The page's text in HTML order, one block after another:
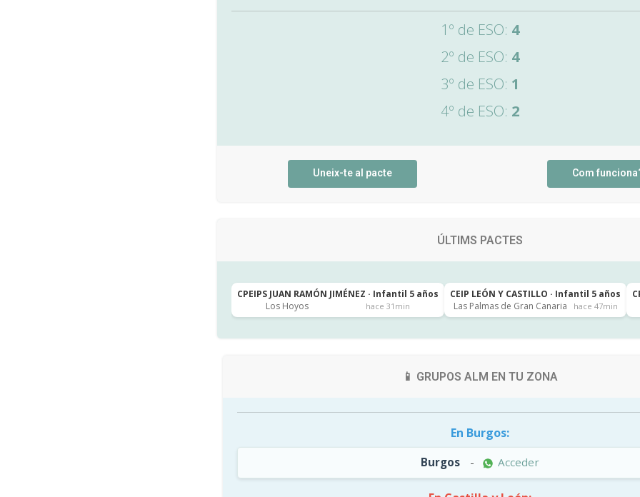
1º de ESO: 4
2º de ESO: 4
3º de ESO: 1
4º de ESO: 2
Uneix-te al pacte Com
ÚLTIMS PACTES
CPEIPS JUAN RAMÓN JIMÉNEZ · Infantil 5 años
Los Hoyos
hace 31min
CEIP LEÓN Y CASTILLO · Infantil 5 años
Las Palmas de Gran Canaria
hace 47min
📱 GRUPOS ALM EN TU ZONA
En Burgos:
Burgos - Acceder